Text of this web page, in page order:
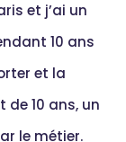
et j’ai un
10 ans
et la
de 10 ans, un
le métier.